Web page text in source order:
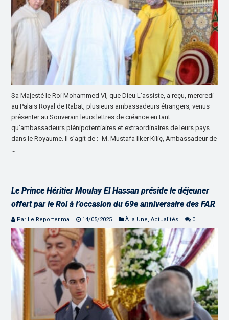
Sa Majesté le Roi Mohammed VI, que Dieu L’assiste, a reçu, mercredi
au Palais Royal de Rabat, plusieurs ambassadeurs étrangers, venus
présenter au Souverain leurs lettres de créance en tant
qu’ambassadeurs plénipotentiaires et extraordinaires de leurs pays
dans le Royaume. Il s’agit de : -M. Mustafa Ilker Kiliç, Ambassadeur de
Le Prince Héritier Moulay El Hassan préside le déjeuner
offert par le Roi à l’occasion du 69e anniversaire des FAR
Par Le Reporter.ma 14/05/2025 À la Une ,Actualités 0